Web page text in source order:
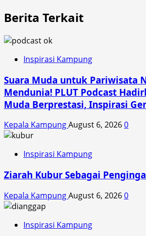
Berita Terkait
Inspirasi Kampung
Suara Muda untuk Pariwisata
Mendunia! PLUT Podcast
Muda Berprestasi, Inspirasi
Kepala KampungAugust 6, 20260
Inspirasi Kampung
Ziarah Kubur Sebagai
Kepala KampungAugust 6, 20260
Inspirasi Kampung